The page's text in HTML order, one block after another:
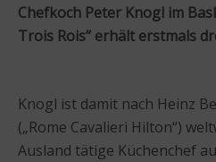
Chefkoch Peter Knogl im
Trois Rois“ erhält erstmals
Knogl ist damit nach Heinz
(„Rome Cavalieri Hilton“)
Ausland tätige Küchenchef